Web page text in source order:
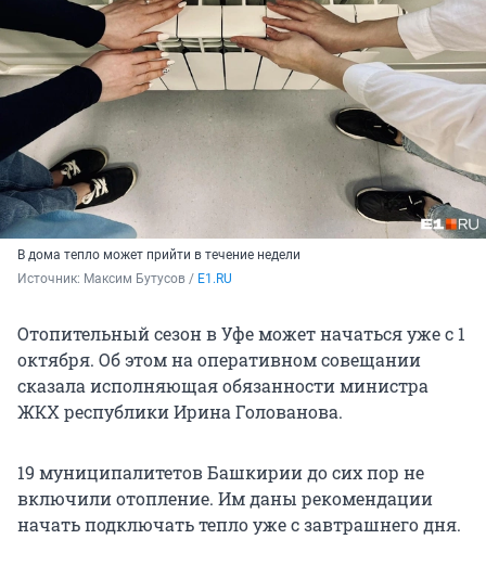
В дома тепло может прийти в течение недели
Источник: Максим Бутусов / E1.RU
Отопительный сезон в Уфе может начаться уже с 1
октября. Об этом на оперативном совещании
сказала исполняющая обязанности министра
ЖКХ республики Ирина Голованова.
19 муниципалитетов Башкирии до сих пор не
включили отопление. Им даны рекомендации
начать подключать тепло уже с завтрашнего дня.